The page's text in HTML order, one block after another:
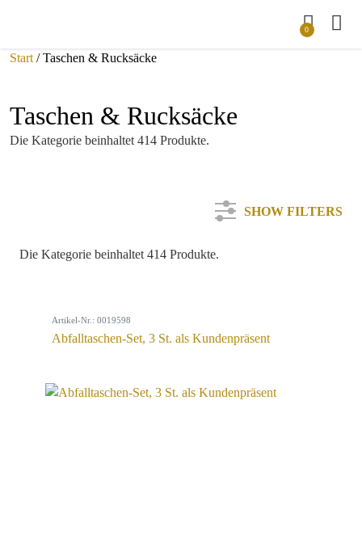
0
Start / Taschen & Rucksäcke
Taschen & Rucksäcke
Die Kategorie beinhaltet 414 Produkte.
SHOW FILTERS
Farbe
Die Kategorie beinhaltet 414 Produkte.
Artikel-Nr.: 0019598
Abfalltaschen-Set, 3 St. als Kundenpräsent